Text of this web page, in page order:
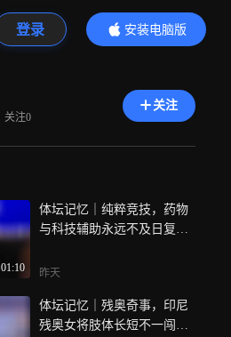
登录
安装电脑版
内容更精彩
关注0
关注
01:10
体坛记忆｜纯粹竞技，药物
与科技辅助永远不及日复一
昨天
体坛记忆｜残奥奇事，印尼
残奥女将肢体长短不一闯进